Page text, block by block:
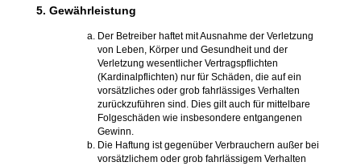
5. Gewährleistung
Der Betreiber haftet mit Ausnahme der Verletzung
von Leben, Körper und Gesundheit und der
Verletzung wesentlicher Vertragspflichten
(Kardinalpflichten) nur für Schäden, die auf ein
vorsätzliches oder grob fahrlässiges Verhalten
zurückzuführen sind. Dies gilt auch für mittelbare
Folgeschäden wie insbesondere entgangenen
Gewinn.
Die Haftung ist gegenüber Verbrauchern außer bei
vorsätzlichem oder grob fahrlässigem Verhalten